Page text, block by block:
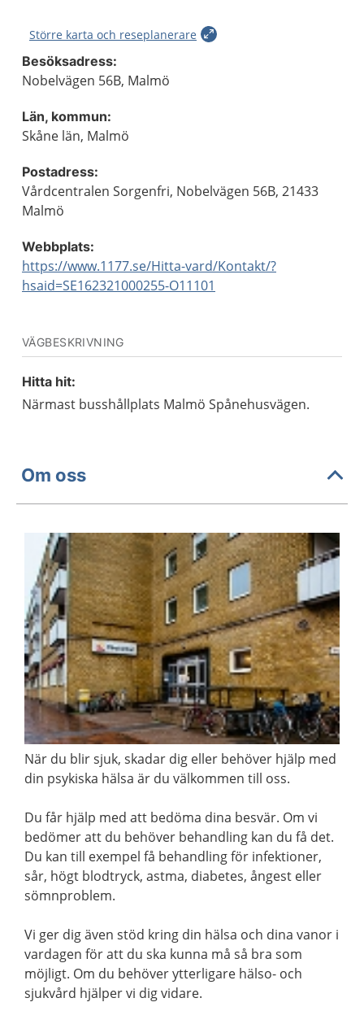
Större karta och reseplanerare
Besöksadress:
Nobelvägen 56B, Malmö
Län, kommun:
Skåne län, Malmö
Postadress:
Vårdcentralen Sorgenfri, Nobelvägen 56B, 21433
Malmö
Webbplats:
https://www.1177.se/Hitta-vard/Kontakt/?
hsaid=SE162321000255-O11101
VÄGBESKRIVNING
Hitta hit:
Närmast busshållplats Malmö Spånehusvägen.
Om oss
När du blir sjuk, skadar dig eller behöver hjälp med
din psykiska hälsa är du välkommen till oss.
Du får hjälp med att bedöma dina besvär. Om vi
bedömer att du behöver behandling kan du få det.
Du kan till exempel få behandling för infektioner,
sår, högt blodtryck, astma, diabetes, ångest eller
sömnproblem.
Vi ger dig även stöd kring din hälsa och dina vanor i
vardagen för att du ska kunna må så bra som
möjligt. Om du behöver ytterligare hälso- och
sjukvård hjälper vi dig vidare.